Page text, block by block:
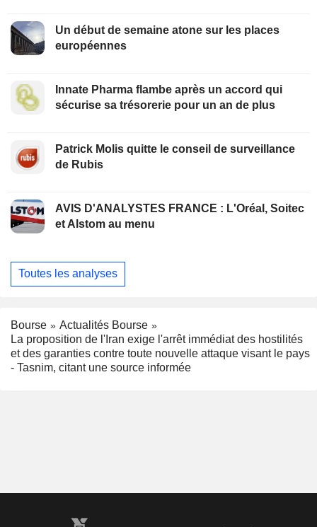
Un début de semaine atone sur les places
européennes
Innate Pharma flambe après un accord qui
sécurise sa trésorerie pour un an de plus
Patrick Molis quitte le conseil de surveillance
de Rubis
AVIS D'ANALYSTES FRANCE : L'Oréal, Soitec
et Alstom au menu
Toutes les analyses
Bourse
Actualités Bourse
La proposition de l'Iran exige l'arrêt immédiat des hostilités
et des garanties contre toute nouvelle attaque visant le pays
- Tasnim, citant une source informée